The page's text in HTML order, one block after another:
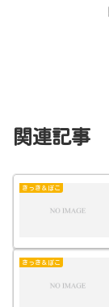
関連記事
きっき＆ぽこ
きっき＆ぽこ